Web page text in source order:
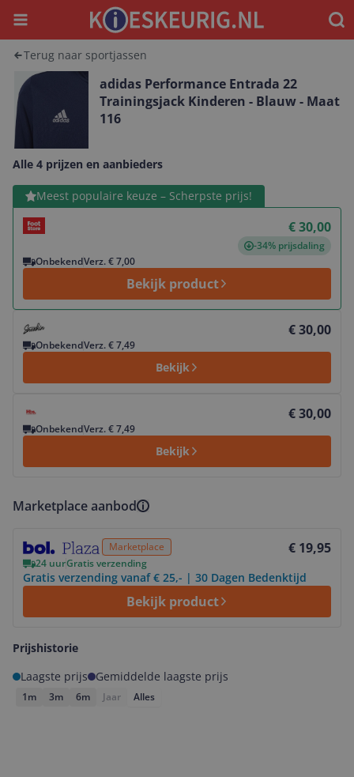
Menu
Terug naar sportjassen
adidas Performance Entrada 22
Trainingsjack Kinderen - Blauw - Maat
116
Alle 4 prijzen en aanbieders
Meest populaire keuze – Scherpste prijs!
€ 30,00
-34% prijsdaling
OnbekendVerz. € 7,00
Bekijk product
Bekijk product
€ 30,00
OnbekendVerz. € 7,49
Bekijk
Bekijk product
€ 30,00
OnbekendVerz. € 7,49
Bekijk
Marketplace aanbod
Marketplace € 19,95
24 uurGratis verzending
Gratis verzending vanaf € 25,- | 30 Dagen Bedenktijd
Bekijk product
Prijshistorie
Laagste prijs
Gemiddelde laagste prijs
1m 3m 6m Jaar Alles